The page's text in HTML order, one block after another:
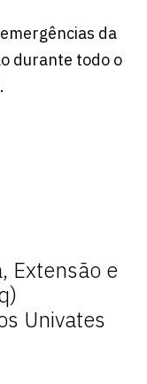
da
durante todo o
Extensão e
Univates